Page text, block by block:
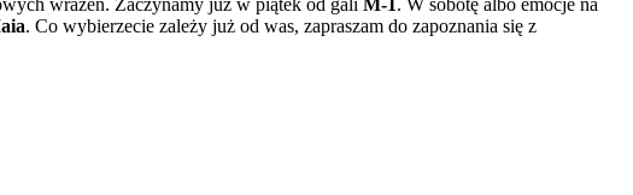
. Co wybierzecie zależy już od was, zapraszam do zapoznania się z